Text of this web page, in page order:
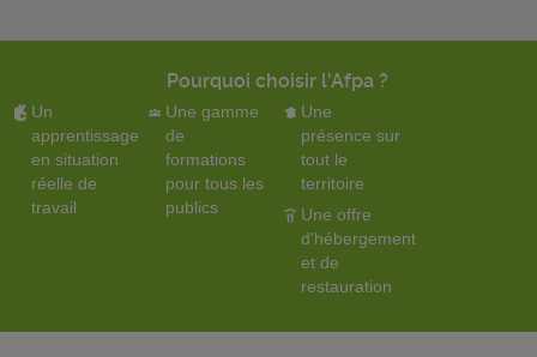
Pourquoi choisir l'Afpa ?
Un
apprentissage
en situation
réelle de
travail
Une gamme
de
formations
pour tous les
publics
Une
présence sur
tout le
territoire
Une offre
d'hébergement
et de
restauration